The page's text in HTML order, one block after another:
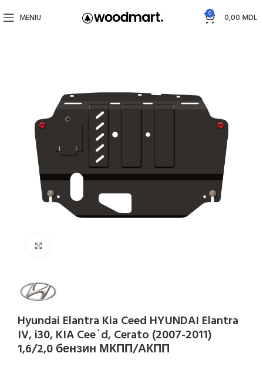
MENIU 0 0,00 MDL
Hyundai Elantra Kia Ceed HYUNDAI Elantra
IV, i30, KIA Cee`d, Cerato (2007-2011)
1,6/2,0 бензин МКПП/АКПП